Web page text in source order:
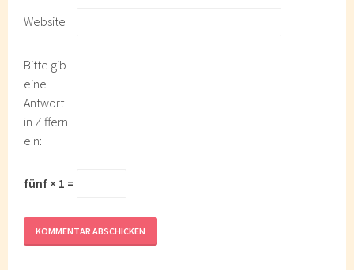
Website
Bitte gib
eine
Antwort
in Ziffern
ein:
fünf × 1 =